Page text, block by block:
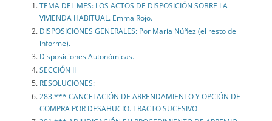
TEMA DEL MES: LOS ACTOS DE DISPOSICIÓN SOBRE LA
VIVIENDA HABITUAL. Emma Rojo.
DISPOSICIONES GENERALES: Por Maria Núñez (el resto del
informe).
Disposiciones Autonómicas.
SECCIÓN II
RESOLUCIONES:
283.*** CANCELACIÓN DE ARRENDAMIENTO Y OPCIÓN DE
COMPRA POR DESAHUCIO. TRACTO SUCESIVO